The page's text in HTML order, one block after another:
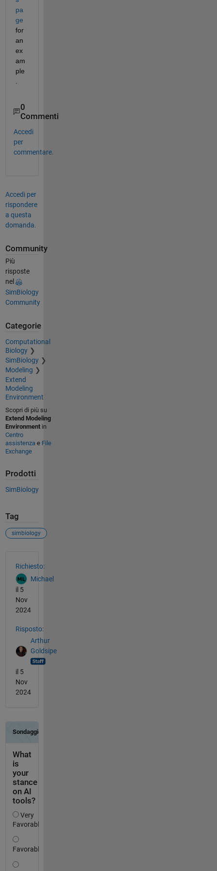
pa
ge
for
an
ex
am
ple
.
0
Commenti
Accedi
per
commentare.
Accedi per
rispondere
a questa
domanda.
Community
Più
risposte
nel
SimBiology
Community
Categorie
Computational
Biology
SimBiology
Modeling
Extend
Modeling
Environment
Scopri di più su
Extend Modeling
Environmentin
Centro
assistenza e File
Exchange
Prodotti
SimBiology
Tag
simbiology
Richiesto:
Michael
il 5
Nov
2024
Risposto:
Arthur
Goldsipe
il 5
Nov
2024